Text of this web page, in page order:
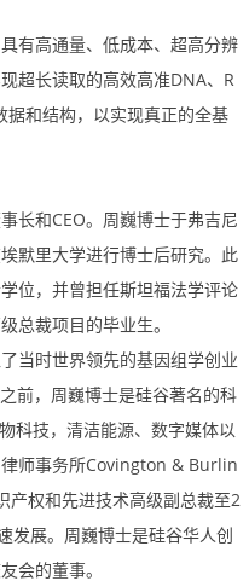
有高通量、低成本、超高分辨
超长读取的高效高准DNA、 R
据和结构，以实现真正的全基
长和 CEO。 周巍博士于弗吉尼
默里大学进行博士后研究。此
位，并曾担任斯坦福法学评论
总裁项目的毕业生。
当时世界领先的基因组学创业
前，周巍博士是硅谷著名的科
科技，清洁能源、数字媒体以
师事务所Covington&Burlin
产权和先进技术高级副总裁至2
发展。周巍博士是硅谷华人创
会的董事。